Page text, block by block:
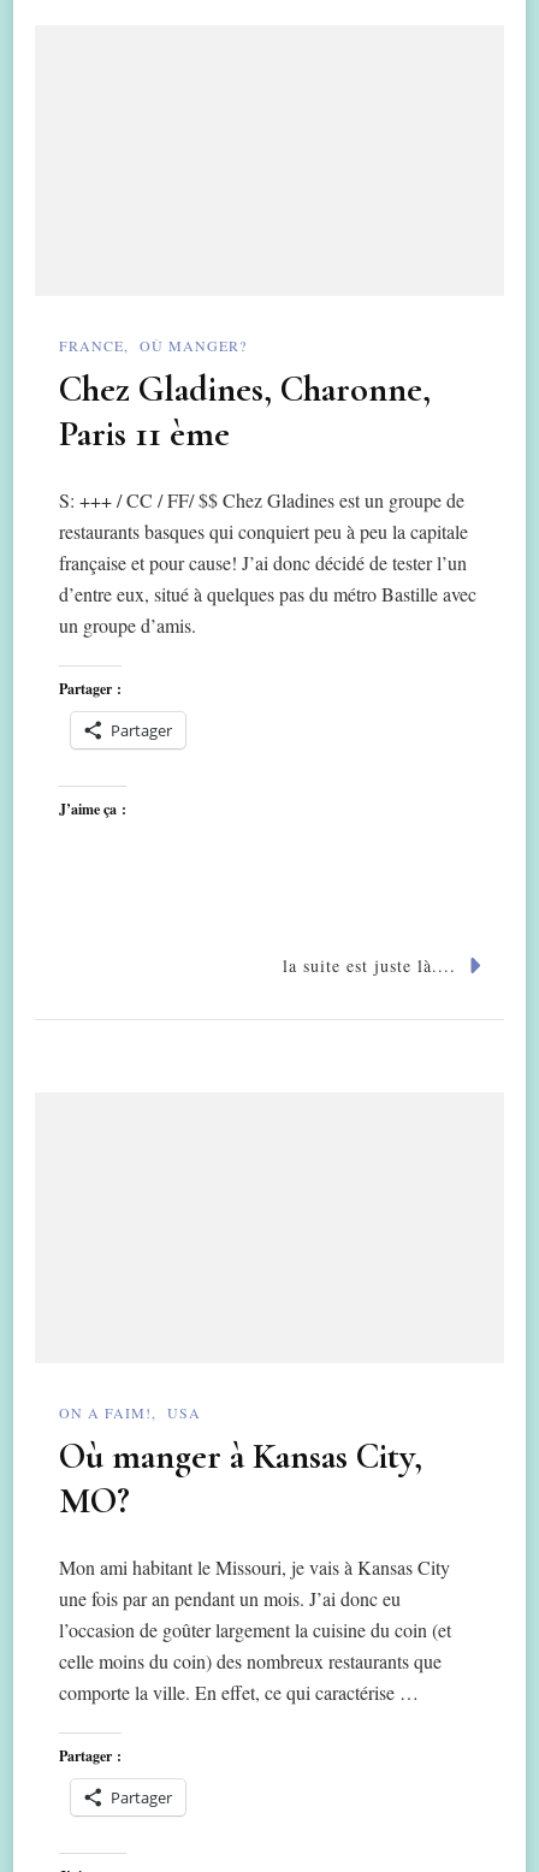
FRANCE OÙ MANGER?
Chez Gladines, Charonne,
Paris 11 ème
S: +++ / CC / FF/ $$ Chez Gladines est un groupe de
restaurants basques qui conquiert peu à peu la capitale
française et pour cause! J’ai donc décidé de tester l’un
d’entre eux, situé à quelques pas du métro Bastille avec
un groupe d’amis.
Partager :
Partager
J’aime ça :
la suite est juste là....
ON A FAIM! USA
Où manger à Kansas City,
MO?
Mon ami habitant le Missouri, je vais à Kansas City
une fois par an pendant un mois. J’ai donc eu
l’occasion de goûter largement la cuisine du coin (et
celle moins du coin) des nombreux restaurants que
comporte la ville. En effet, ce qui caractérise …
Partager :
Partager